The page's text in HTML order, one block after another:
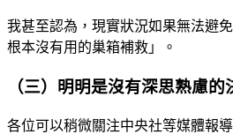
我甚至認為，現實狀況如果無法避
根本沒有用的巢箱補救」。
（三）明明是沒有深思熟慮
各位可以稍微關注中央社等媒體報